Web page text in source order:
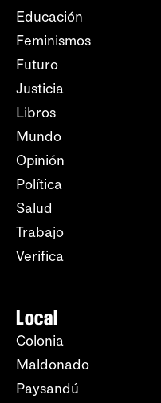
Educación
Feminismos
Futuro
Justicia
Libros
Mundo
Opinión
Política
Salud
Trabajo
Verifica
Local
Colonia
Maldonado
Paysandú